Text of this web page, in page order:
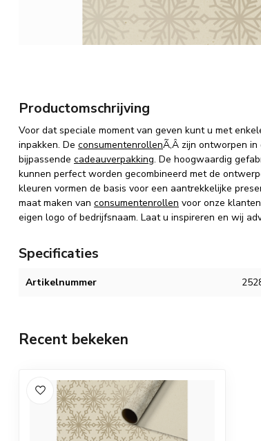
Productomschrijving
Voor dat speciale moment van geven kunt u met
inpakken. De consumentenrollenÃ‚Â zijn ontworpen in
bijpassende cadeauverpakking. De hoogwaardig
kunnen perfect worden gecombineerd met de
kleuren vormen de basis voor een aantrekkelijke
maat maken van consumentenrollen voor onze
eigen logo of bedrijfsnaam. Laat u inspireren en wij
Specificaties
Artikelnummer
Recent bekeken